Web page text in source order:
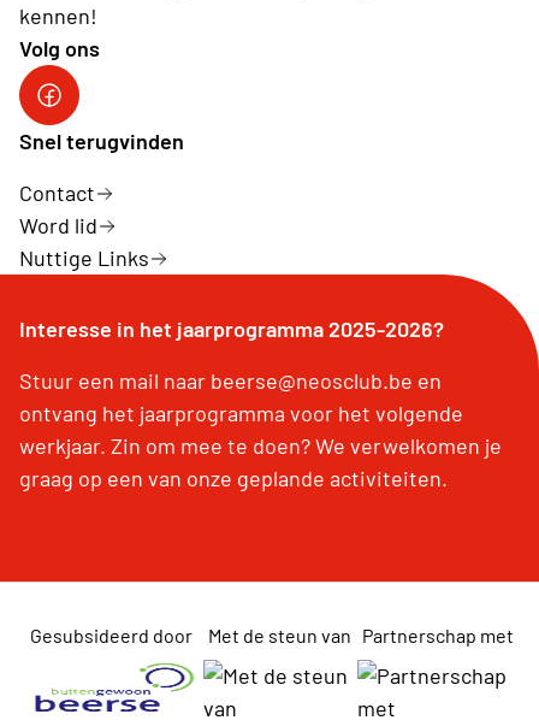
kennen!
Volg ons
Facebook
Snel terugvinden
Contact
Word lid
Nuttige Links
Interesse in het jaarprogramma 2025-2026?
Stuur een mail naar beerse@neosclub.be en
ontvang het jaarprogramma voor het volgende
werkjaar. Zin om mee te doen? We verwelkomen je
graag op een van onze geplande activiteiten.
Gesubsideerd door Met de steun van Partnerschap met